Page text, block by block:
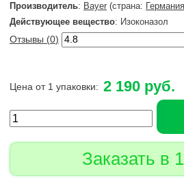
Производитель: Bayer (страна: Германия
Действующее вещество: Изоконазол
Отзывы (0)
Цена от 1 упаковки: 2 190 руб.
Заказать в